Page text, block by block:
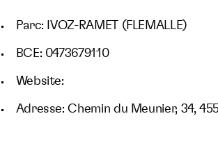
Parc: IVOZ-RAMET (FLEMALLE)
BCE: 0473679110
Website:
Adresse: Chemin du Meunier, 34,